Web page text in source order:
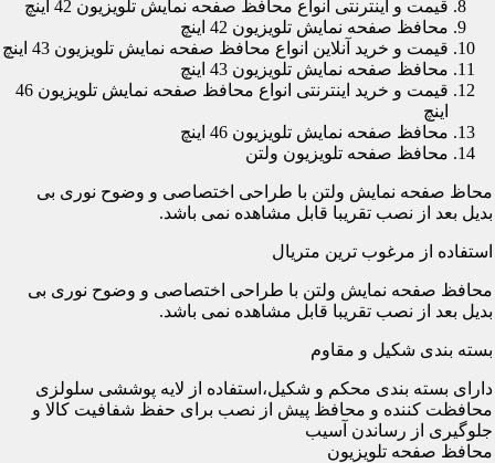
قیمت و اینترنتی انواع محافظ صفحه نمایش تلویزیون 42 اینچ
محافظ صفحه نمایش تلویزیون 42 اینچ
قیمت و خرید آنلاین انواع محافظ صفحه نمایش تلویزیون 43 اینچ
محافظ صفحه نمایش تلویزیون 43 اینچ
قیمت و خرید اینترنتی انواع محافظ صفحه نمایش تلویزیون 46
اینچ
محافظ صفحه نمایش تلویزیون 46 اینچ
محافظ صفحه تلویزیون ولتن
محاظ صفحه نمایش ولتن با طراحی اختصاصی و وضوح نوری بی
بدیل بعد از نصب تقریبا قابل مشاهده نمی باشد.
استفاده از مرغوب ترین متریال
محافظ صفحه نمایش ولتن با طراحی اختصاصی و وضوح نوری بی
بدیل بعد از نصب تقریبا قابل مشاهده نمی باشد.
بسته بندی شکیل و مقاوم
دارای بسته بندی محکم و شکیل،استفاده از لایه پوششی سلولزی
محافظت کننده و محافظ پیش از نصب برای حفظ شفافیت کالا و
جلوگیری از رساندن آسیب
محافظ صفحه تلویزیون